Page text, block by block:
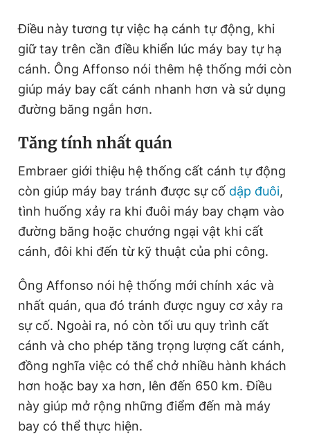
Điều này tương tự việc hạ cánh tự động, khi
giữ tay trên cần điều khiển lúc máy bay tự hạ
cánh. Ông Affonso nói thêm hệ thống mới còn
giúp máy bay cất cánh nhanh hơn và sử dụng
đường băng ngắn hơn.
Tăng tính nhất quán
Embraer giới thiệu hệ thống cất cánh tự động
còn giúp máy bay tránh được sự cố dập đuôi,
tình huống xảy ra khi đuôi máy bay chạm vào
đường băng hoặc chướng ngại vật khi cất
cánh, đôi khi đến từ kỹ thuật của phi công.
Ông Affonso nói hệ thống mới chính xác và
nhất quán, qua đó tránh được nguy cơ xảy ra
sự cố. Ngoài ra, nó còn tối ưu quy trình cất
cánh và cho phép tăng trọng lượng cất cánh,
đồng nghĩa việc có thể chở nhiều hành khách
hơn hoặc bay xa hơn, lên đến 650 km. Điều
này giúp mở rộng những điểm đến mà máy
bay có thể thực hiện.